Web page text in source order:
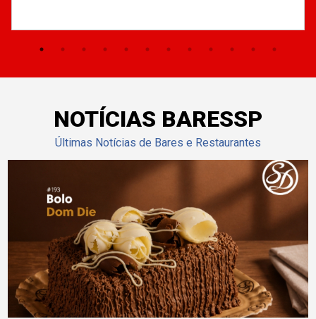
NOTÍCIAS BARESSP
Últimas Notícias de Bares e Restaurantes